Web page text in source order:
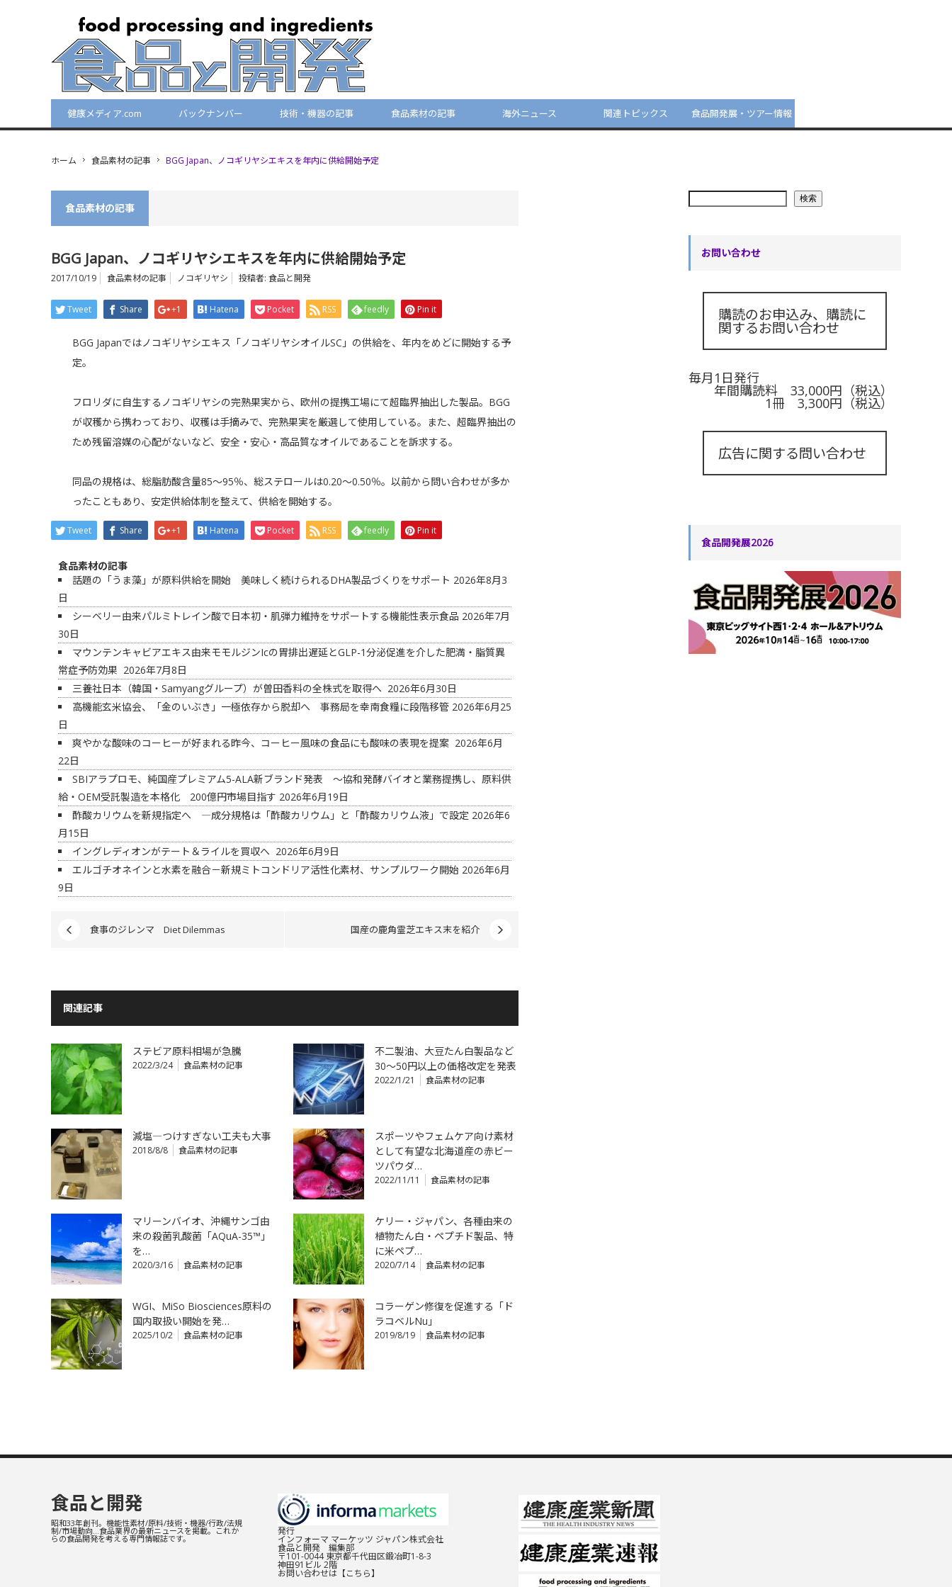
健康メディア.com バックナンバー 技術・機器の記事 食品素材の記事 海外ニュース 関連トピックス 食品開発展・ツアー情報
ホーム 食品素材の記事 BGG Japan、ノコギリヤシエキスを年内に供給開始予定
食品素材の記事
BGG Japan、ノコギリヤシエキスを年内に供給開始予定
2017/10/19 食品素材の記事 ノコギリヤシ 投稿者: 食品と開発
Tweet Share +1 Hatena Pocket RSS feedly Pin it
BGG Japanではノコギリヤシエキス「ノコギリヤシオイルSC」の供給を、年内をめどに開始する予
定。
フロリダに自生するノコギリヤシの完熟果実から、欧州の提携工場にて超臨界抽出した製品。BGG
が収穫から携わっており、収穫は手摘みで、完熟果実を厳選して使用している。また、超臨界抽出の
ため残留溶媒の心配がないなど、安全・安心・高品質なオイルであることを訴求する。
同品の規格は、総脂肪酸含量85～95％、総ステロールは0.20～0.50％。以前から問い合わせが多か
ったこともあり、安定供給体制を整えて、供給を開始する。
Tweet Share +1 Hatena Pocket RSS feedly Pin it
食品素材の記事
話題の「うま藻」が原料供給を開始 美味しく続けられるDHA製品づくりをサポート 2026年8月3
日
シーベリー由来パルミトレイン酸で日本初・肌弾力維持をサポートする機能性表示食品 2026年7月
30日
マウンテンキャビアエキス由来モモルジンIcの胃排出遅延とGLP-1分泌促進を介した肥満・脂質異
常症予防効果 2026年7月8日
三養社日本（韓国・Samyangグループ）が曽田香料の全株式を取得へ 2026年6月30日
高機能玄米協会、「金のいぶき」一極依存から脱却へ 事務局を幸南食糧に段階移管 2026年6月25
日
爽やかな酸味のコーヒーが好まれる昨今、コーヒー風味の食品にも酸味の表現を提案 2026年6月
22日
SBIアラプロモ、純国産プレミアム5-ALA新ブランド発表 ～協和発酵バイオと業務提携し、原料供
給・OEM受託製造を本格化 200億円市場目指す 2026年6月19日
酢酸カリウムを新規指定へ ―成分規格は「酢酸カリウム」と「酢酸カリウム液」で設定 2026年6
月15日
イングレディオンがテート＆ライルを買収へ 2026年6月9日
エルゴチオネインと水素を融合－新規ミトコンドリア活性化素材、サンプルワーク開始 2026年6月
9日
食事のジレンマ Diet Dilemmas 国産の鹿角霊芝エキス末を紹介
関連記事
ステビア原料相場が急騰
2022/3/24 食品素材の記事
不二製油、大豆たん白製品など
30～50円以上の価格改定を発表
2022/1/21 食品素材の記事
減塩―つけすぎない工夫も大事
2018/8/8 食品素材の記事
スポーツやフェムケア向け素材
として有望な北海道産の赤ビー
ツパウダ…
2022/11/11 食品素材の記事
マリーンバイオ、沖縄サンゴ由
来の殺菌乳酸菌「AQuA-35™」
を…
2020/3/16 食品素材の記事
ケリー・ジャパン、各種由来の
植物たん白・ペプチド製品、特
に米ペプ…
2020/7/14 食品素材の記事
WGI、MiSo Biosciences原料の
国内取扱い開始を発…
2025/10/2 食品素材の記事
コラーゲン修復を促進する「ド
ラコベルNu」
2019/8/19 食品素材の記事
検索
お問い合わせ
購読のお申込み、購読に
関するお問い合わせ
毎月1日発行
年間購読料 33,000円（税込）
1冊 3,300円（税込）
広告に関する問い合わせ
食品開発展2026
発行
インフォーマ マーケッツ ジャパン株式会社
食品と開発 編集部
〒101-0044 東京都千代田区鍛冶町1-8-3
神田91ビル 2階
お問い合わせは 【こちら】
食品と開発
昭和33年創刊。機能性素材/原料/技術・機器/行政/法規
制/市場動向…食品業界の最新ニュースを掲載。これか
らの食品開発を考える専門情報誌です。